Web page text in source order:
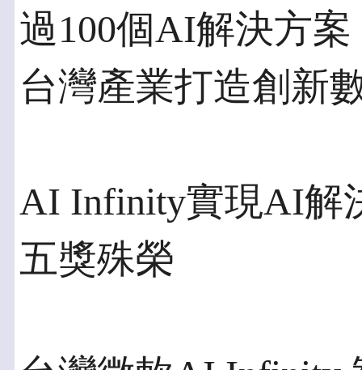
過100個AI解決方
台灣產業打造創新
AI Infinity實現AI解
五獎殊榮